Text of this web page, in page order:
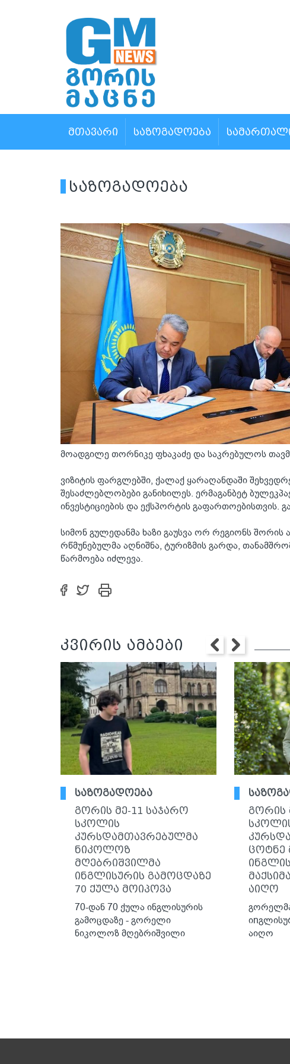
ᲛᲗᲐᲕᲐᲠᲘ ᲡᲐᲖᲝᲒᲐᲓᲝᲔᲑᲐ
საზოგადოება
მოადგილე თორნიკე ფხაკაძე და საკრებულოს
ვიზიტის ფარგლებში, ქალაქ ყარაღანდაში
შესაძლებლობები განიხილეს. ერმაგანბეტ
ინვესტიციების და ექსპორტის გაფართოებისთვის.
სიმონ გულედანმა ხაზი გაუსვა ორ რეგიონს
რწმუნებულმა აღნიშნა, ტურიზმის გარდა,
წარმოება იძლევა.
კვირის ამბები
საზოგადოება
გორის მე-11 საჯარო
სკოლის
კურსდამთავრებულმა
ნიკოლოზ
მღებრიშვილმა
ინგლისურის გამოცდაზე
70 ქულა მოიპოვა
70-დან 70 ქულა ინგლისურის
გამოცდაზე - გორელი
ნიკოლოზ მღებრიშვილი
გორის
ცოტნე
აიღო
გორელმა
აიღო